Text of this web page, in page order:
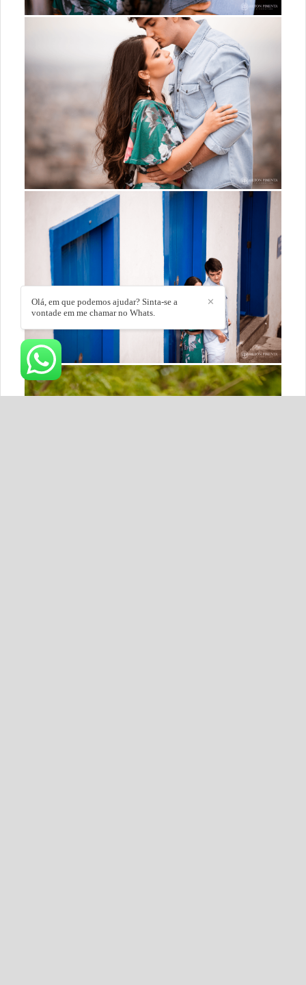
✕
Olá, em que podemos ajudar? Sinta-se a
vontade em me chamar no Whats.